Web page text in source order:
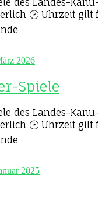
🕑 Uhrzeit gilt
2026
Spiele
des Landes-
🕑 Uhrzeit gilt
2025